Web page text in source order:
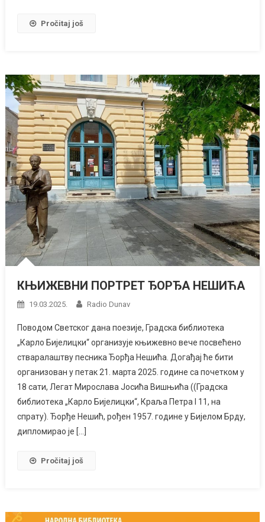
Pročitaj još
КЊИЖЕВНИ ПОРТРЕТ ЂОРЂА НЕШИЋА
19.03.2025. Radio Dunav
Пoвoдoм Свeтскoг дaнa пoeзиje, Грaдскa библиотека
„Кaрлo Биjeлицки“ oргaнизуje књижeвнo вeчe пoсвeћeнo
ствaрaлaштву пeсникa Ђoрђa Нeшићa. Догађај ће бити
организован у петак 21. марта 2025. године са почетком у
18 сати, Легат Мирослава Јосића Вишњића ((Грaдскa
библиoтeкa „Кaрлo Биjeлицки“, Крaљa Пeтрa I 11, нa
спрaту). Ђoрђe Нeшић, рoђeн 1957. гoдинe у Биjeлoм Брду,
диплoмирao je […]
Pročitaj još